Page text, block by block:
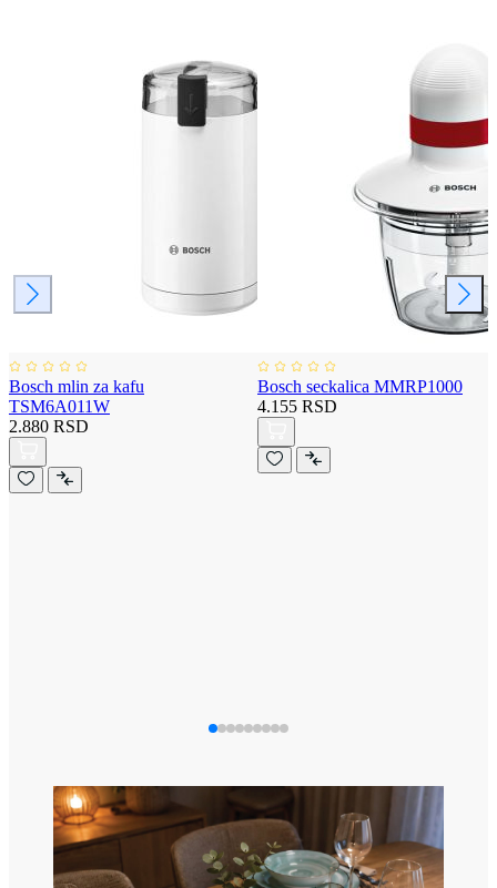
Bosch mlin za kafu
TSM6A011W
2.880 RSD
Bosch seckalica MMRP1000
4.155 RSD